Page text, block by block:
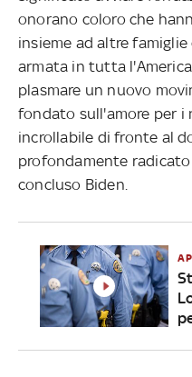
onorano coloro che
insieme ad altre
armata in tutta
plasmare un nuovo
fondato sull'amore per i
incrollabile di fronte al
profondamente
concluso Biden.